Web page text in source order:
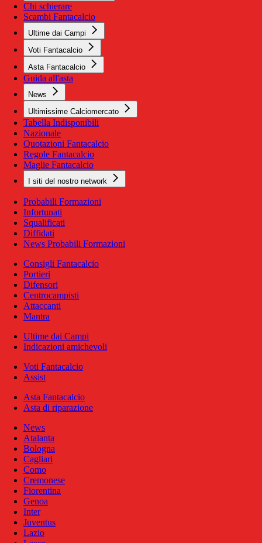
Chi schierare
Scambi Fantacalcio
Ultime dai Campi
Voti Fantacalcio
Asta Fantacalcio
Guida all'asta
News
Ultimissime Calciomercato
Tabella Indisponibili
Nazionale
Quotazioni Fantacalcio
Regole Fantacalcio
Maglie Fantacalcio
I siti del nostro network
Probabili Formazioni
Infortunati
Squalificati
Diffidati
News Probabili Formazioni
Consigli Fantacalcio
Portieri
Difensori
Centrocampisti
Attaccanti
Mantra
Ultime dai Campi
Indicazioni amichevoli
Voti Fantacalcio
Assist
Asta Fantacalcio
Asta di riparazione
News
Atalanta
Bologna
Cagliari
Como
Cremonese
Fiorentina
Genoa
Inter
Juventus
Lazio